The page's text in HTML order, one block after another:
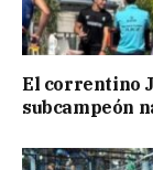
El correntino
subcampeón